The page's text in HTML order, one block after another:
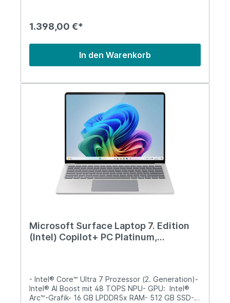
1.398,00 €*
In den Warenkorb
Microsoft Surface Laptop 7. Edition
(Intel) Copilot+ PC Platinum,
- Intel® Core™ Ultra 7 Prozessor (2. Generation)-
Intel® AI Boost mit 48 TOPS NPU- GPU: Intel®
Arc™-Grafik- 16 GB LPDDR5x RAM- 512 GB SSD-